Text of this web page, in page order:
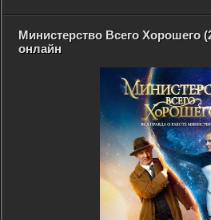
Министерство Всего Хорошего
онлайн